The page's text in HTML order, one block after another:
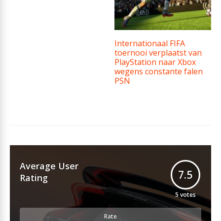
Internationaal FIFA
toernooi verplaatst van
PlayStation naar Xbox
wegens constante falen
PSN
Average User
Rating
7.5
5 votes
Rate